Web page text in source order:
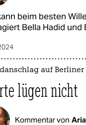
beim besten
Bella Hadid
auf
lügen nicht
Kommentar von